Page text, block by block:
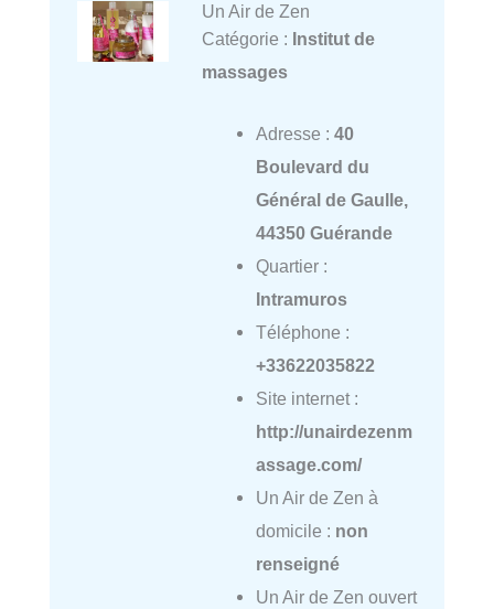
Un Air de Zen
Catégorie : Institut de
massages
Adresse : 40
Boulevard du
Général de Gaulle,
44350 Guérande
Quartier :
Intramuros
Téléphone :
+33622035822
Site internet :
http://unairdezenm
assage.com/
Un Air de Zen à
domicile : non
renseigné
Un Air de Zen ouvert